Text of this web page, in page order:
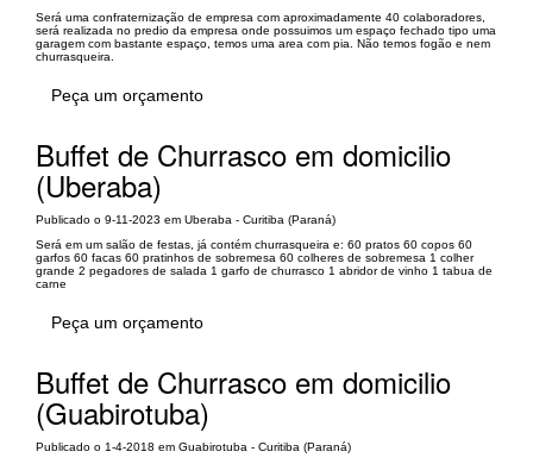
Será uma confraternização de empresa com aproximadamente 40 colaboradores,
será realizada no predio da empresa onde possuimos um espaço fechado tipo uma
garagem com bastante espaço, temos uma area com pia. Não temos fogão e nem
churrasqueira.
Peça um orçamento
Buffet de Churrasco em domicilio
(Uberaba)
Publicado o 9-11-2023 em Uberaba - Curitiba (Paraná)
Será em um salão de festas, já contém churrasqueira e: 60 pratos 60 copos 60
garfos 60 facas 60 pratinhos de sobremesa 60 colheres de sobremesa 1 colher
grande 2 pegadores de salada 1 garfo de churrasco 1 abridor de vinho 1 tabua de
carne
Peça um orçamento
Buffet de Churrasco em domicilio
(Guabirotuba)
Publicado o 1-4-2018 em Guabirotuba - Curitiba (Paraná)